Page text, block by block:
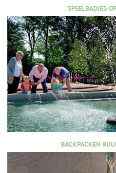
SPEELBADJES
BACKPACKEN